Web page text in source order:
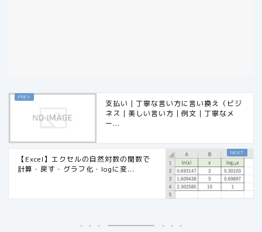
支払い｜丁寧な言い方に言い換え（ビジ
ネス｜美しい言い方｜例文｜丁寧なメ
ー...
【Excel】エクセルの自然対数の関数で
計算・戻す・グラフ化・logに変...